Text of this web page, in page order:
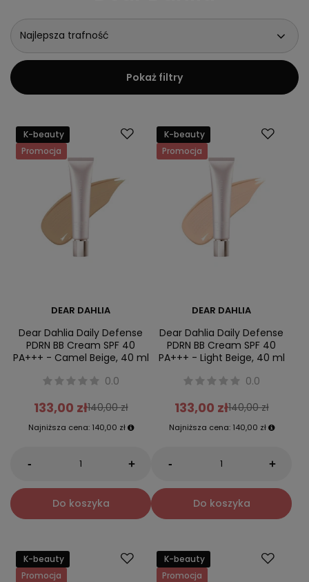
Najlepsza trafność
Pokaż filtry
K-beauty
Promocja
DEAR DAHLIA
Dear Dahlia Daily Defense
PDRN BB Cream SPF 40
PA+++ - Camel Beige, 40 ml
0.0
133,00 zł140,00 zł
Najniższa cena: 140,00 zł
- +
Do koszyka
K-beauty
Promocja
DEAR DAHLIA
Dear Dahlia Daily Defense
PDRN BB Cream SPF 40
PA+++ - Light Beige, 40 ml
0.0
133,00 zł140,00 zł
Najniższa cena: 140,00 zł
- +
Do koszyka
K-beauty
Promocja
K-beauty
Promocja